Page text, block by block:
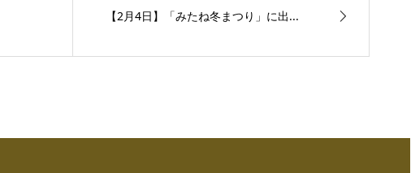
【2月4日】「みたね冬まつり」に出...